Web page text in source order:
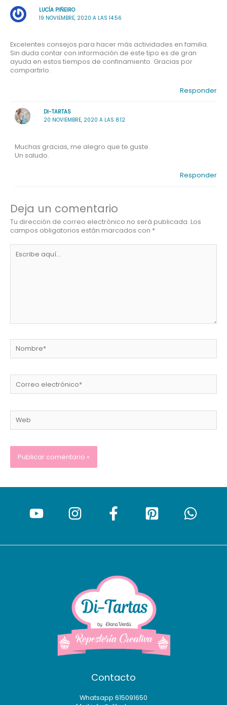
LUCÍA PIÑEIRO
19 NOVIEMBRE, 2020 A LAS 14:56
Excelentes consejos para hacer más actividades en familia.
Sin duda contar con información de este tipo es de gran
ayuda en estos tiempos de confinamiento. Gracias por
compartirlo.
Responder
DI-TARTAS
20 NOVIEMBRE, 2020 A LAS 8:12
Muchas gracias, me alegro que te guste.
Un saludo.
Responder
Deja un comentario
Tu dirección de correo electrónico no será publicada. Los
campos obligatorios están marcados con *
aquí...
electrónico*
Contacto
Whatsapp 615091650